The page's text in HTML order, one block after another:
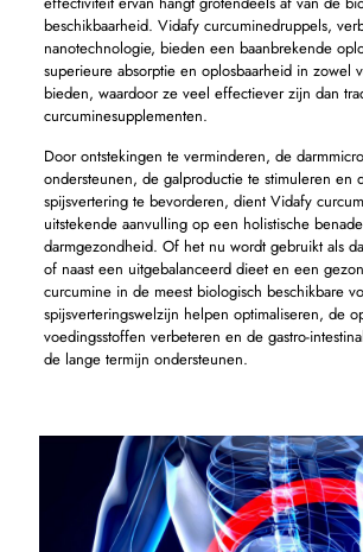
beschikbaarheid. Vidafy curcuminedruppels,
nanotechnologie, bieden een baanbrekende
superieure absorptie en oplosbaarheid in zowel
bieden, waardoor ze veel effectiever zijn dan
curcuminesupplementen.
Door ontstekingen te verminderen, de
ondersteunen, de galproductie te stimuleren en
spijsvertering te bevorderen, dient Vidafy
uitstekende aanvulling op een holistische
darmgezondheid. Of het nu wordt gebruikt als
of naast een uitgebalanceerd dieet en een
curcumine in de meest biologisch beschikbare
spijsverteringswelzijn helpen optimaliseren, de
voedingsstoffen verbeteren en de gastro-
de lange termijn ondersteunen.